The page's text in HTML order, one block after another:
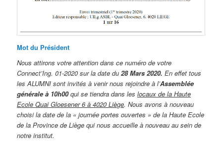
Mot du Président
Nous attirons votre attention dans ce numéro de votre
Connect’Ing. 01-2020 sur la date du28 Mars 2020. En effet tous
les ALUMNI sont invités à venir nous rejoindre à l’Assemblée
générale à 10h00qui se tiendra dans leslocaux de la Haute
Ecole Quai Gloesener 6 à 4020 Liège. Nous avons à nouveau
choisi la date de la « journée portes ouvertes » de la Haute Ecole
de la Province de Liège qui nous accueille à nouveau au sein de
notre institut.